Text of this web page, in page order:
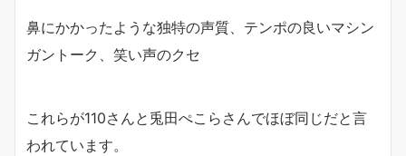
鼻にかかったような独特の声質、テンポの良いマシン
ガントーク、笑い声のクセ
これらが110さんと兎田ぺこらさんでほぼ同じだと言
われています。